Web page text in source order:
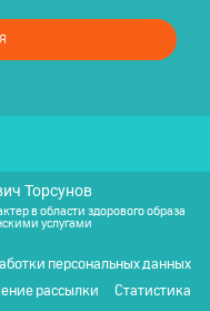
Торсунов
в области здорового образа
услугами
персональных данных
рассылки
Статистика